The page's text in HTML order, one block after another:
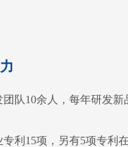
队10余人，每年研发新
利15项，另有5项专利